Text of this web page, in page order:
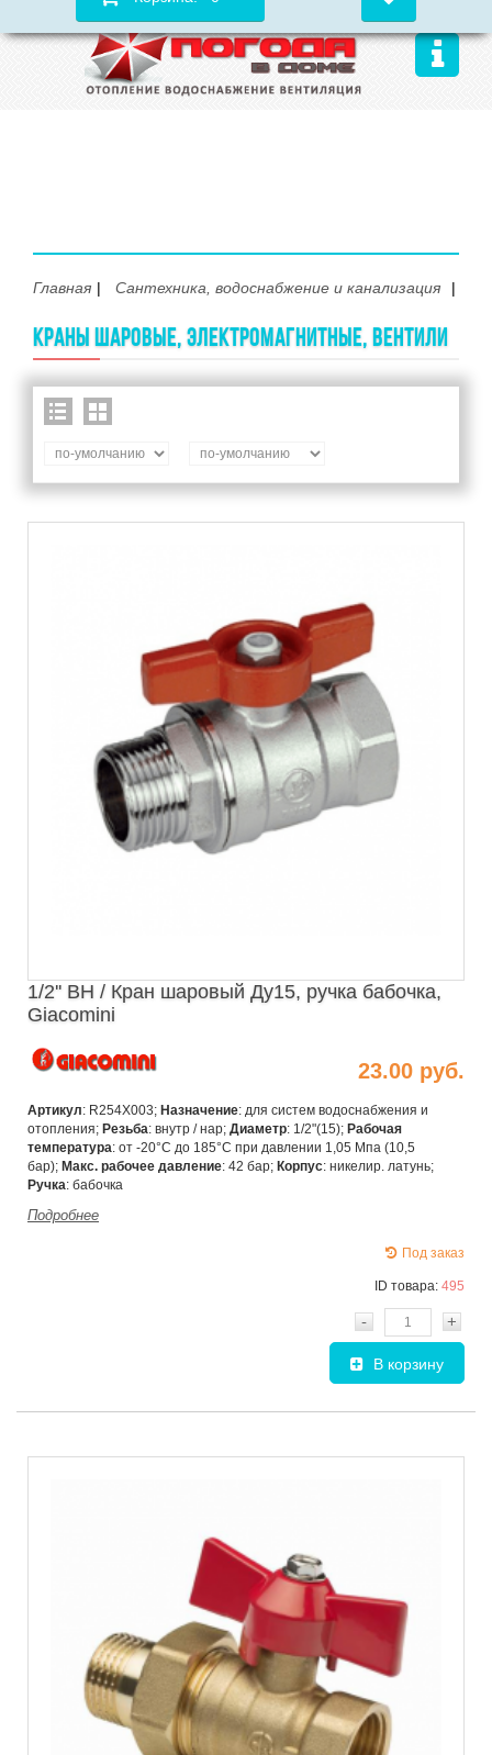
Главная Сантехника, водоснабжение и канализация
КРАНЫ ШАРОВЫЕ, ЭЛЕКТРОМАГНИТНЫЕ, ВЕНТИЛИ
1/2'' ВН / Кран шаровый Ду15, ручка бабочка,
Giacomini
23.00 руб.
Артикул: R254X003; Назначение: для систем водоснабжения и
отопления; Резьба: внутр / нар; Диаметр: 1/2"(15); Рабочая
температура: от -20°С до 185°С при давлении 1,05 Мпа (10,5
бар); Макс. рабочее давление: 42 бар; Корпус: никелир. латунь;
Ручка: бабочка
Подробнее
Под заказ
ID товара: 495
- +
В корзину